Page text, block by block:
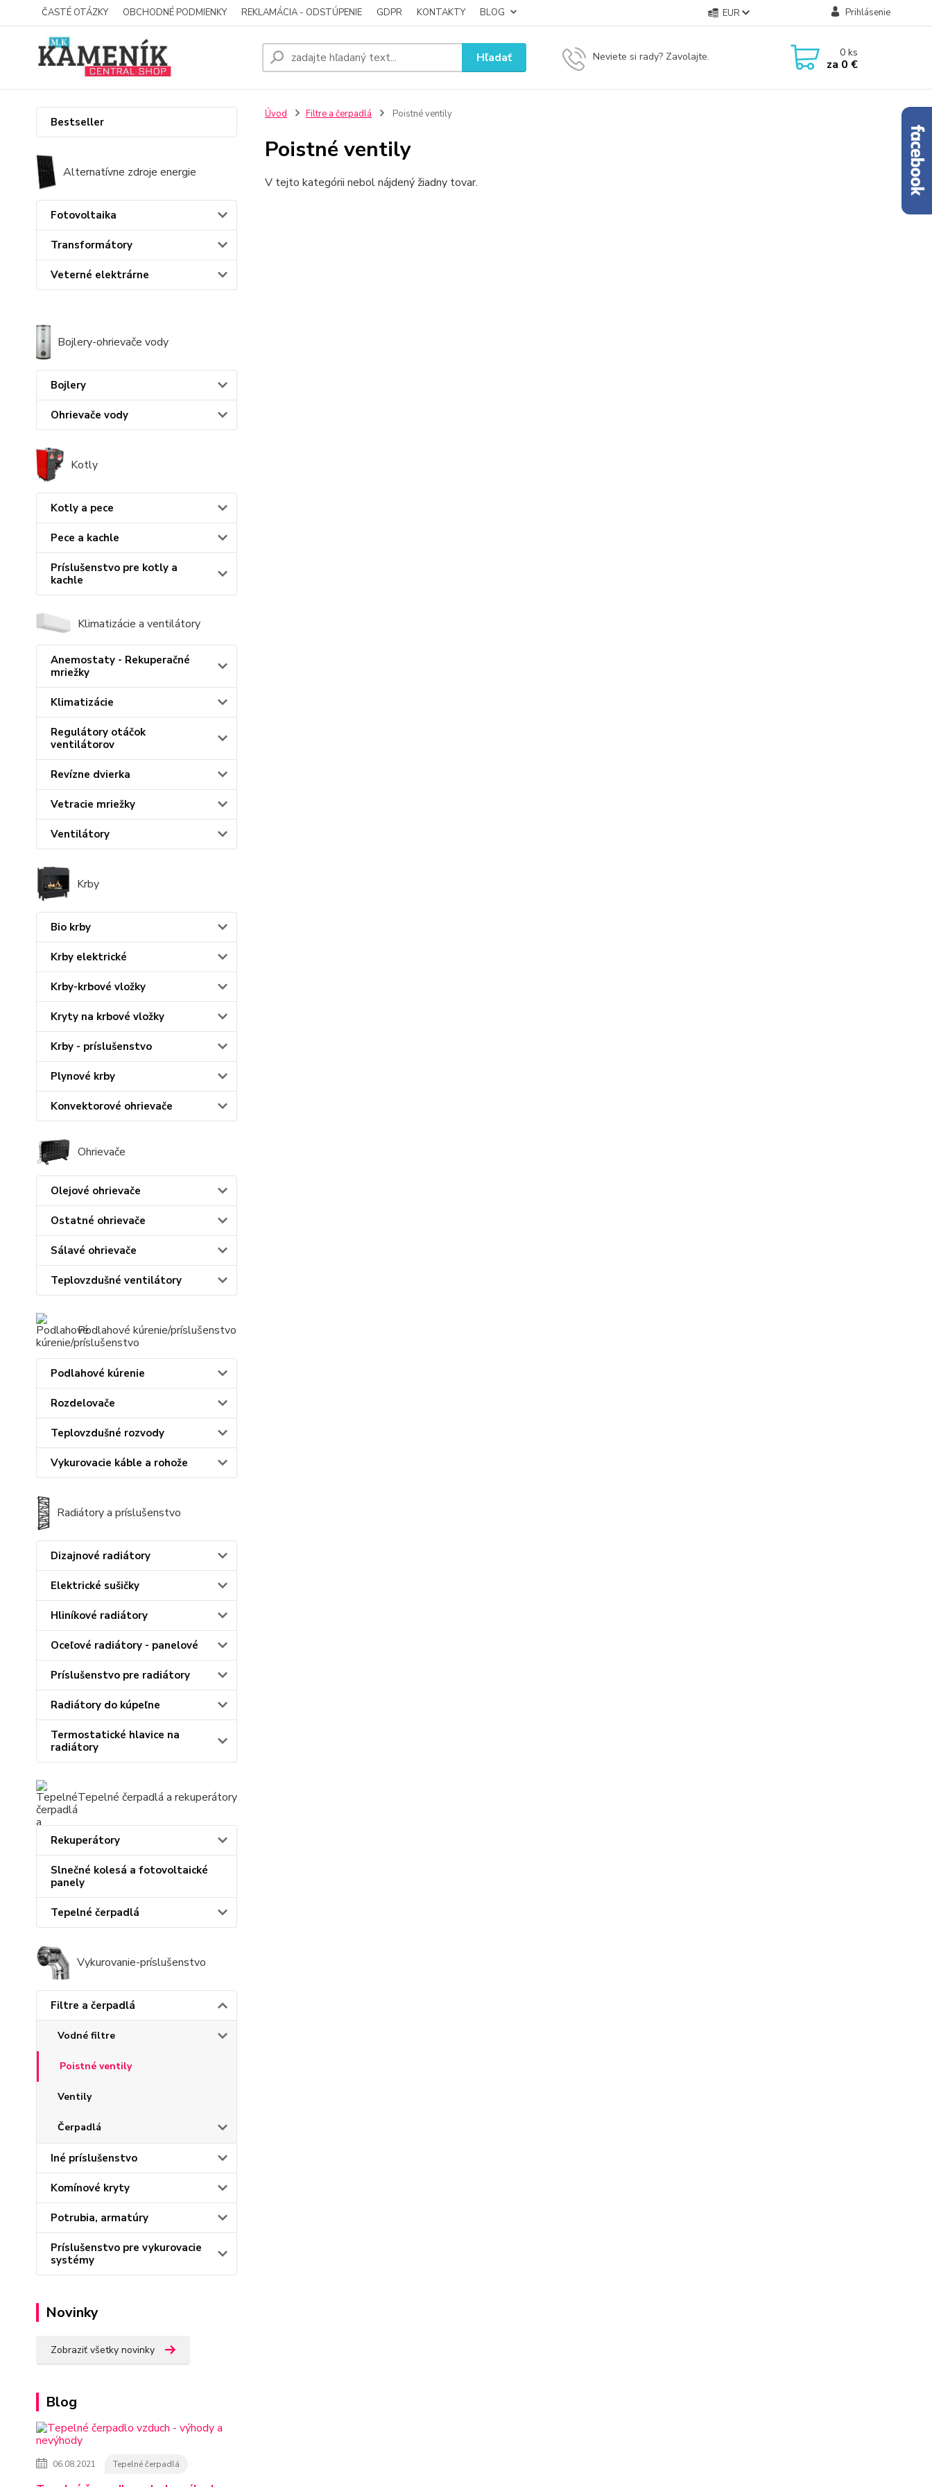
ČASTÉ OTÁZKY OBCHODNÉ PODMIENKY REKLAMÁCIA - ODSTÚPENIE GDPR KONTAKTY BLOG EUR Prihlásenie
Hľadať Neviete si rady? Zavolajte. 0ks
za 0 €
Bestseller
Alternatívne zdroje energie
Fotovoltaika
Transformátory
Veterné elektrárne
Bojlery-ohrievače vody
Bojlery
Ohrievače vody
Kotly
Kotly a pece
Pece a kachle
Príslušenstvo pre kotly a
kachle
Klimatizácie a ventilátory
Anemostaty - Rekuperačné
mriežky
Klimatizácie
Regulátory otáčok
ventilátorov
Revízne dvierka
Vetracie mriežky
Ventilátory
Krby
Bio krby
Krby elektrické
Krby-krbové vložky
Kryty na krbové vložky
Krby - príslušenstvo
Plynové krby
Konvektorové ohrievače
Ohrievače
Olejové ohrievače
Ostatné ohrievače
Sálavé ohrievače
Teplovzdušné ventilátory
Podlahové kúrenie/príslušenstvo
Podlahové kúrenie
Rozdelovače
Teplovzdušné rozvody
Vykurovacie káble a rohože
Radiátory a príslušenstvo
Dizajnové radiátory
Elektrické sušičky
Hliníkové radiátory
Oceľové radiátory - panelové
Príslušenstvo pre radiátory
Radiátory do kúpeľne
Termostatické hlavice na
radiátory
Tepelné čerpadlá a rekuperátory
Rekuperátory
Slnečné kolesá a fotovoltaické
panely
Tepelné čerpadlá
Vykurovanie-príslušenstvo
Filtre a čerpadlá
Vodné filtre
Poistné ventily
Ventily
Čerpadlá
Iné príslušenstvo
Komínové kryty
Potrubia, armatúry
Príslušenstvo pre vykurovacie
systémy
Novinky
Zobraziť všetky novinky
Blog
06.08.2021 Tepelné čerpadlá
Úvod Filtre a čerpadlá Poistné ventily
Poistné ventily
V tejto kategórii nebol nájdený žiadny tovar.